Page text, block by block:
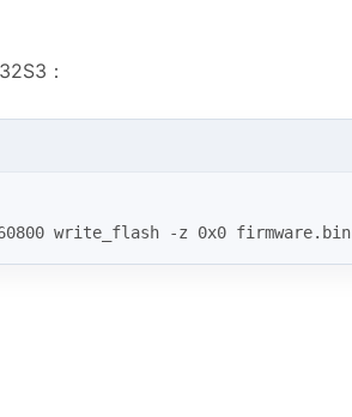
：
write_flash -z 0x0 firmware.bin